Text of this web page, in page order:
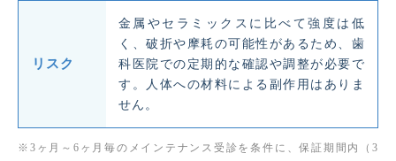
リスク
金属やセラミックスに比べて強度は低
く、破折や摩耗の可能性があるため、歯
科医院での定期的な確認や調整が必要で
す。人体への材料による副作用はありま
せん。
※3ヶ月～6ヶ月毎のメインテナンス受診を条件に、保証期間内（3